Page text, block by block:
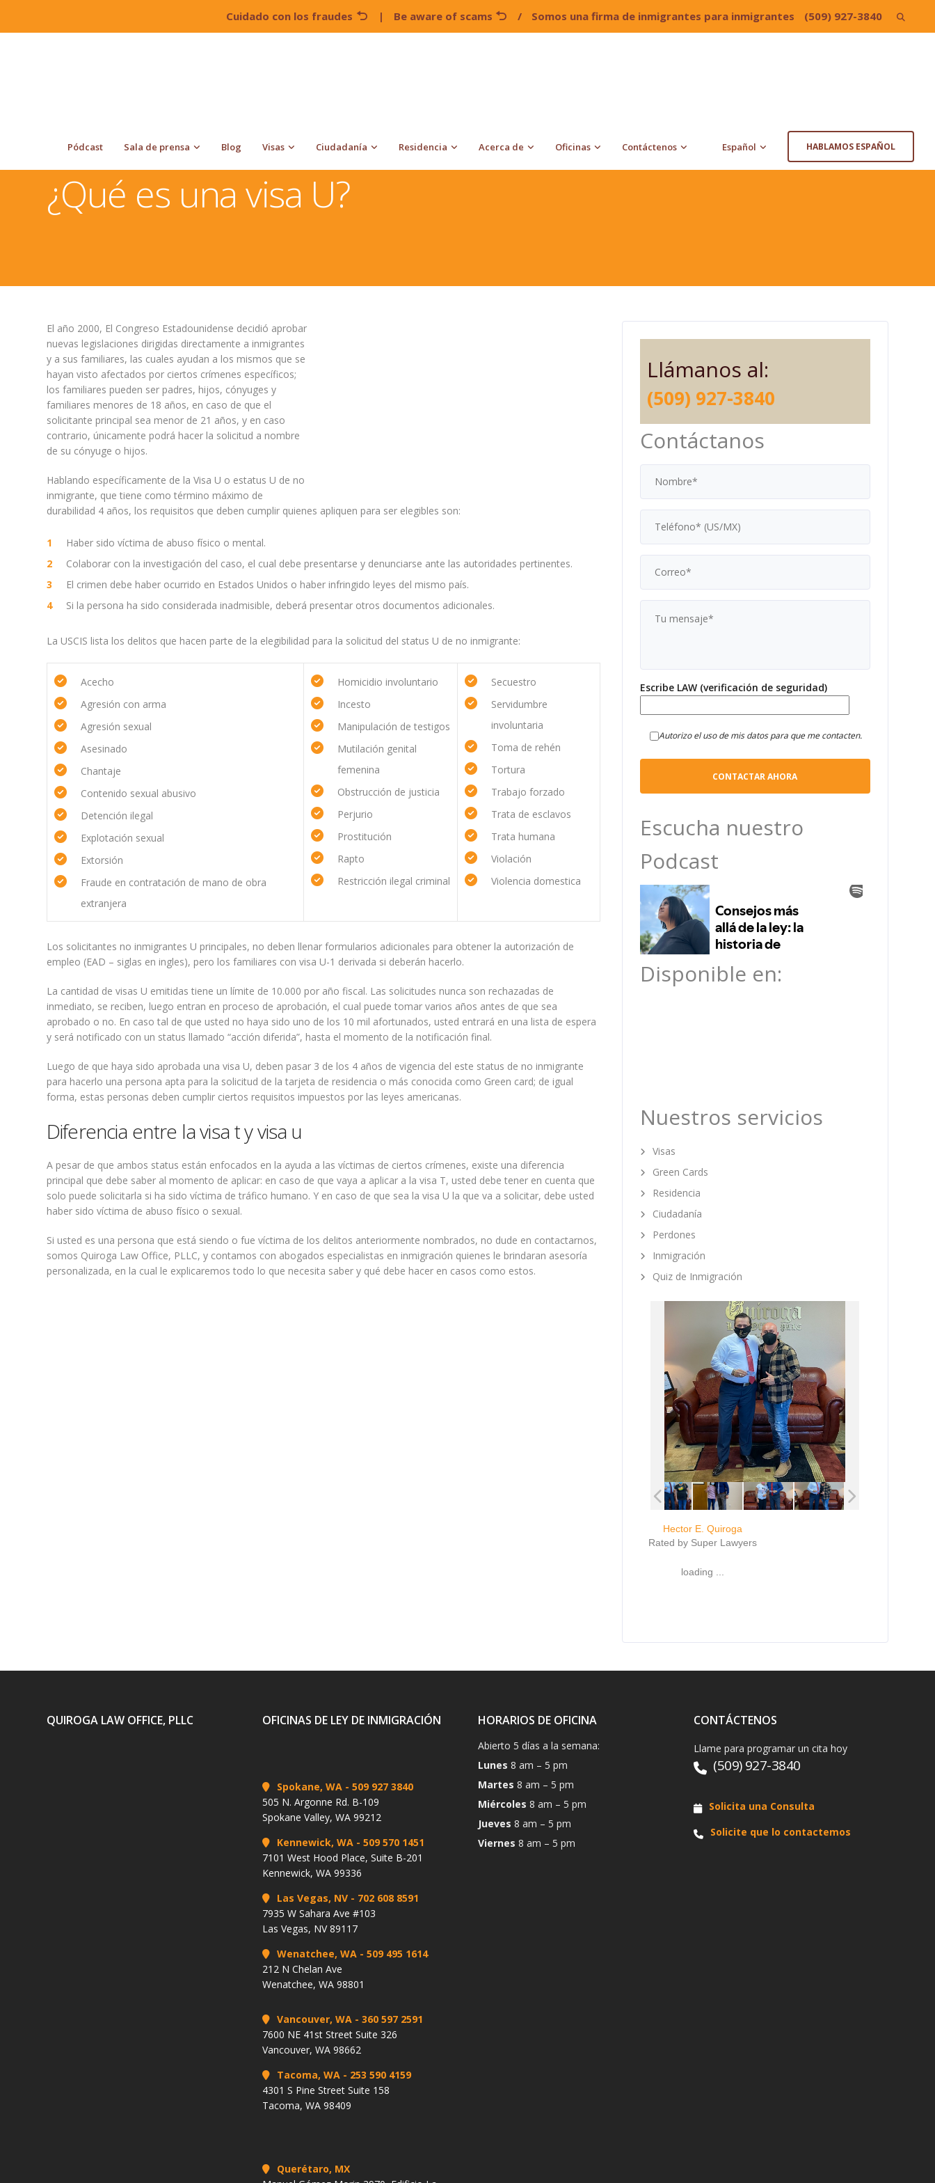
Cuidado con los fraudes | Be aware of scams / Somos una firma de inmigrantes para inmigrantes (509) 927-3840 Search
Pódcast Sala de prensa Blog Visas Ciudadanía Residencia Acerca de Oficinas Contáctenos Español HABLAMOS ESPAÑOL
Quiroga Law Office, PLLC Posibles visas para ingresar temporalmente a USA ¿Qué es una visa U?
¿Qué es una visa U?
El año 2000, El Congreso Estadounidense decidió aprobar
nuevas legislaciones dirigidas directamente a inmigrantes
y a sus familiares, las cuales ayudan a los mismos que se
hayan visto afectados por ciertos crímenes específicos;
los familiares pueden ser padres, hijos, cónyuges y
familiares menores de 18 años, en caso de que el
solicitante principal sea menor de 21 años, y en caso
contrario, únicamente podrá hacer la solicitud a nombre
de su cónyuge o hijos.
Hablando específicamente de la Visa U o estatus U de no
inmigrante, que tiene como término máximo de
durabilidad 4 años, los requisitos que deben cumplir quienes apliquen para ser elegibles son:
Haber sido víctima de abuso físico o mental.
Colaborar con la investigación del caso, el cual debe presentarse y denunciarse ante las autoridades pertinentes.
El crimen debe haber ocurrido en Estados Unidos o haber infringido leyes del mismo país.
Si la persona ha sido considerada inadmisible, deberá presentar otros documentos adicionales.
La USCIS lista los delitos que hacen parte de la elegibilidad para la solicitud del status U de no inmigrante:
Acecho
Agresión con arma
Agresión sexual
Asesinado
Chantaje
Contenido sexual abusivo
Detención ilegal
Explotación sexual
Extorsión
Fraude en contratación de mano de obra
extranjera
Homicidio involuntario
Incesto
Manipulación de testigos
Mutilación genital
femenina
Obstrucción de justicia
Perjurio
Prostitución
Rapto
Restricción ilegal criminal
Secuestro
Servidumbre
involuntaria
Toma de rehén
Tortura
Trabajo forzado
Trata de esclavos
Trata humana
Violación
Violencia domestica
Los solicitantes no inmigrantes U principales, no deben llenar formularios adicionales para obtener la autorización de
empleo (EAD – siglas en ingles), pero los familiares con visa U-1 derivada si deberán hacerlo.
La cantidad de visas U emitidas tiene un límite de 10.000 por año fiscal. Las solicitudes nunca son rechazadas de
inmediato, se reciben, luego entran en proceso de aprobación, el cual puede tomar varios años antes de que sea
aprobado o no. En caso tal de que usted no haya sido uno de los 10 mil afortunados, usted entrará en una lista de espera
y será notificado con un status llamado “acción diferida”, hasta el momento de la notificación final.
Luego de que haya sido aprobada una visa U, deben pasar 3 de los 4 años de vigencia del este status de no inmigrante
para hacerlo una persona apta para la solicitud de la tarjeta de residencia o más conocida como Green card; de igual
forma, estas personas deben cumplir ciertos requisitos impuestos por las leyes americanas.
Diferencia entre la visa t y visa u
A pesar de que ambos status están enfocados en la ayuda a las víctimas de ciertos crímenes, existe una diferencia
principal que debe saber al momento de aplicar: en caso de que vaya a aplicar a la visa T, usted debe tener en cuenta que
solo puede solicitarla si ha sido víctima de tráfico humano. Y en caso de que sea la visa U la que va a solicitar, debe usted
haber sido víctima de abuso físico o sexual.
Si usted es una persona que está siendo o fue víctima de los delitos anteriormente nombrados, no dude en contactarnos,
somos Quiroga Law Office, PLLC, y contamos con abogados especialistas en inmigración quienes le brindaran asesoría
personalizada, en la cual le explicaremos todo lo que necesita saber y qué debe hacer en casos como estos.
Llámanos al:
(509) 927-3840
Contáctanos
Escribe LAW (verificación de seguridad)
Autorizo el uso de mis datos para que me contacten.
Escucha nuestro
Podcast
Disponible en:
Nuestros servicios
Visas
Green Cards
Residencia
Ciudadanía
Perdones
Inmigración
Quiz de Inmigración
Hector E. Quiroga
Rated by Super Lawyers
loading ...
QUIROGA LAW OFFICE, PLLC OFICINAS DE LEY DE INMIGRACIÓN
Spokane, WA - 509 927 3840
505 N. Argonne Rd. B-109
Spokane Valley, WA 99212
Kennewick, WA - 509 570 1451
7101 West Hood Place, Suite B-201
Kennewick, WA 99336
Las Vegas, NV - 702 608 8591
7935 W Sahara Ave #103
Las Vegas, NV 89117
Wenatchee, WA - 509 495 1614
212 N Chelan Ave
Wenatchee, WA 98801
Vancouver, WA - 360 597 2591
7600 NE 41st Street Suite 326
Vancouver, WA 98662
Tacoma, WA - 253 590 4159
4301 S Pine Street Suite 158
Tacoma, WA 98409
Querétaro, MX
HORARIOS DE OFICINA
Abierto 5 días a la semana:
Lunes 8 am – 5 pm
Martes 8 am – 5 pm
Miércoles 8 am – 5 pm
Jueves 8 am – 5 pm
Viernes 8 am – 5 pm
CONTÁCTENOS
Llame para programar un cita hoy
(509) 927-3840
Solicita una Consulta
Solicite que lo contactemos